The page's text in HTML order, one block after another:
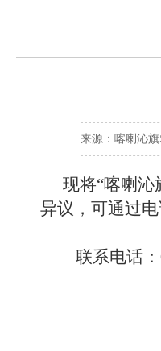
来源：喀喇沁
现将“喀喇沁
异议，可通过
联系电话：